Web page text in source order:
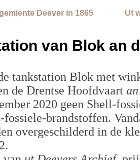
Deever in 1865 Ut
van Blok an
tankstation Blok met
de Drentse Hoofdvaart
2020 geen Shell-
fossiele-brandstoffen.
overgeschilderd in de